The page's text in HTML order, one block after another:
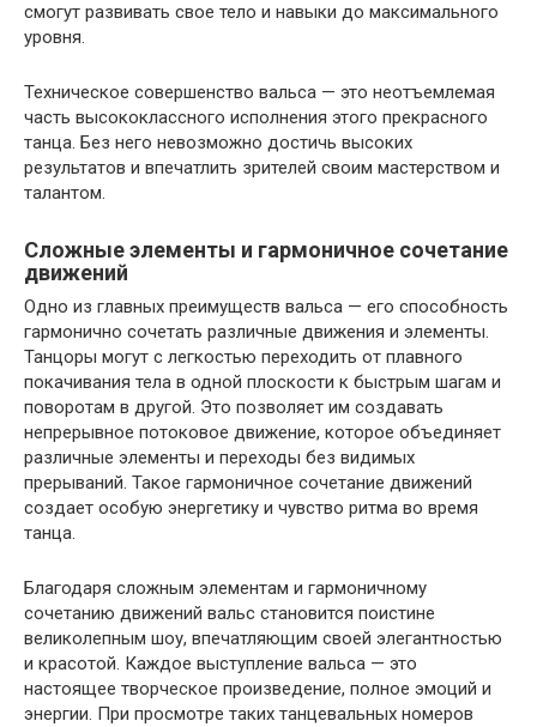
смогут развивать свое тело и навыки до максимального
уровня.
Техническое совершенство вальса — это неотъемлемая
часть высококлассного исполнения этого прекрасного
танца. Без него невозможно достичь высоких
результатов и впечатлить зрителей своим мастерством и
талантом.
Сложные элементы и гармоничное сочетание
движений
Одно из главных преимуществ вальса — его способность
гармонично сочетать различные движения и элементы.
Танцоры могут с легкостью переходить от плавного
покачивания тела в одной плоскости к быстрым шагам и
поворотам в другой. Это позволяет им создавать
непрерывное потоковое движение, которое объединяет
различные элементы и переходы без видимых
прерываний. Такое гармоничное сочетание движений
создает особую энергетику и чувство ритма во время
танца.
Благодаря сложным элементам и гармоничному
сочетанию движений вальс становится поистине
великолепным шоу, впечатляющим своей элегантностью
и красотой. Каждое выступление вальса — это
настоящее творческое произведение, полное эмоций и
энергии. При просмотре таких танцевальных номеров